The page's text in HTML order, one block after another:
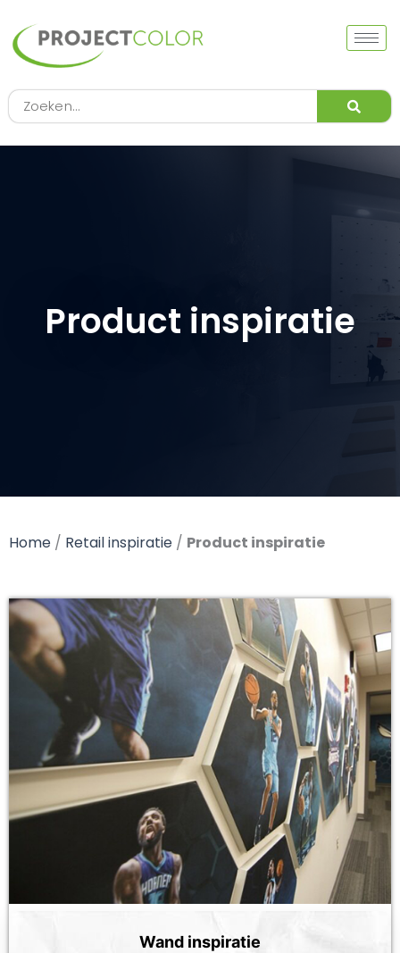
naar
de
Zoeken
Product inspiratie
Home / Retail inspiratie / Product inspiratie
Wand inspiratie